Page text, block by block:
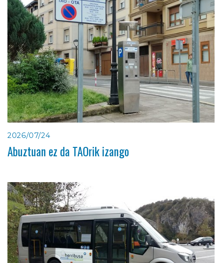
2026/07/24
Abuztuan ez da TAOrik izango